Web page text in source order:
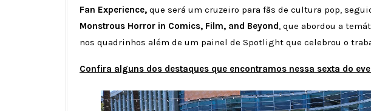
Fan Experience, que será um cruzeiro para fãs de cultura pop,
Monstrous Horror in Comics, Film, and Beyond, que abordou a
nos quadrinhos além de um painel de Spotlight que celebrou o
Confira alguns dos destaques que encontramos nessa sexta do